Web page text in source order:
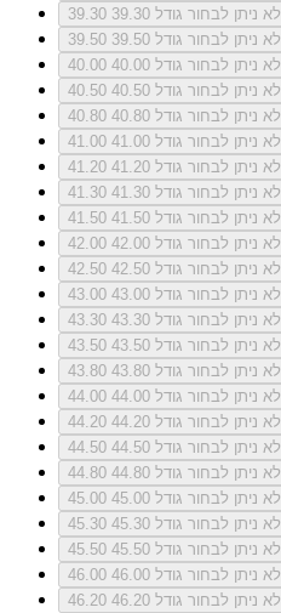
39.30
לא ניתן לבחור גודל 39.30
39.50
לא ניתן לבחור גודל 39.50
40.00
לא ניתן לבחור גודל 40.00
40.50
לא ניתן לבחור גודל 40.50
40.80
לא ניתן לבחור גודל 40.80
41.00
לא ניתן לבחור גודל 41.00
41.20
לא ניתן לבחור גודל 41.20
41.30
לא ניתן לבחור גודל 41.30
41.50
לא ניתן לבחור גודל 41.50
42.00
לא ניתן לבחור גודל 42.00
42.50
לא ניתן לבחור גודל 42.50
43.00
לא ניתן לבחור גודל 43.00
43.30
לא ניתן לבחור גודל 43.30
43.50
לא ניתן לבחור גודל 43.50
43.80
לא ניתן לבחור גודל 43.80
44.00
לא ניתן לבחור גודל 44.00
44.20
לא ניתן לבחור גודל 44.20
44.50
לא ניתן לבחור גודל 44.50
44.80
לא ניתן לבחור גודל 44.80
45.00
לא ניתן לבחור גודל 45.00
45.30
לא ניתן לבחור גודל 45.30
45.50
לא ניתן לבחור גודל 45.50
46.00
לא ניתן לבחור גודל 46.00
46.20
לא ניתן לבחור גודל 46.20